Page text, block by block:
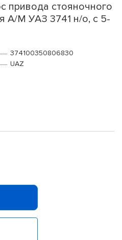
привода стояночного
А/М УАЗ 3741 н/о, с 5-
374100350806830
UAZ